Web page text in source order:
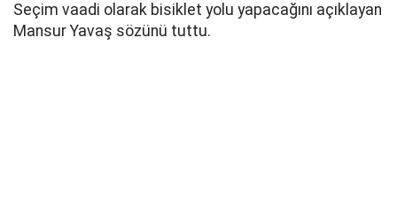
Seçim vaadi olarak bisiklet yolu yapacağını açıklayan
Mansur Yavaş sözünü tuttu.